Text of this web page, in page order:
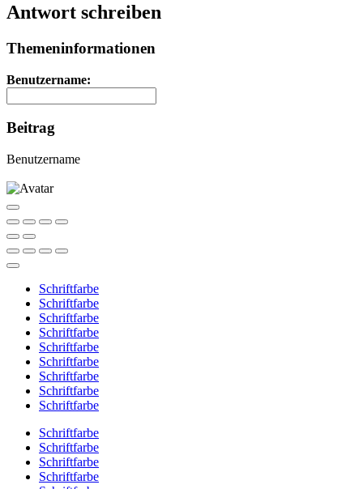
Antwort schreiben
Themeninformationen
Benutzername:
Beitrag
Benutzername
Schriftfarbe
Schriftfarbe
Schriftfarbe
Schriftfarbe
Schriftfarbe
Schriftfarbe
Schriftfarbe
Schriftfarbe
Schriftfarbe
Schriftfarbe
Schriftfarbe
Schriftfarbe
Schriftfarbe